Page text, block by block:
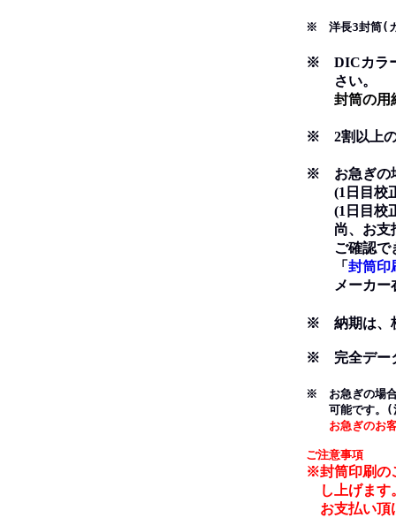
※ 洋長3封筒(カ
※ DICカラー
さい。
封筒の用紙
※ 2割以上の
※ お急ぎの
(1日目校正
(1日目校正
尚、お支払
ご確認でき
「 封筒印
メーカー在
※ 納期は、
※ 完全デー
※ お急ぎの場合
可能です。(
お急ぎのお
ご注意事項
※封筒印刷の
し上げます
お支払い頂